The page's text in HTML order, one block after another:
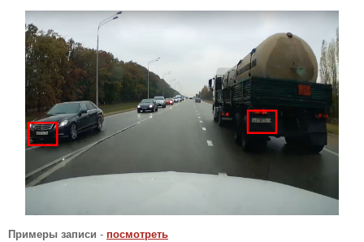
Примеры записи - посмотреть